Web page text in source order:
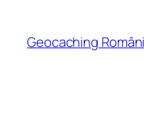
content
Geocaching